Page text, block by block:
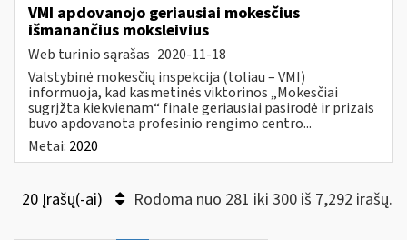
VMI apdovanojo geriausiai mokesčius
išmanančius moksleivius
Web turinio sąrašas 2020-11-18
Valstybinė mokesčių inspekcija (toliau – VMI)
informuoja, kad kasmetinės viktorinos „Mokesčiai
sugrįžta kiekvienam“ finale geriausiai pasirodė ir prizais
buvo apdovanota profesinio rengimo centro...
Metai: 2020
20 Įrašų(-ai) Rodoma nuo 281 iki 300 iš 7,292 irašų.